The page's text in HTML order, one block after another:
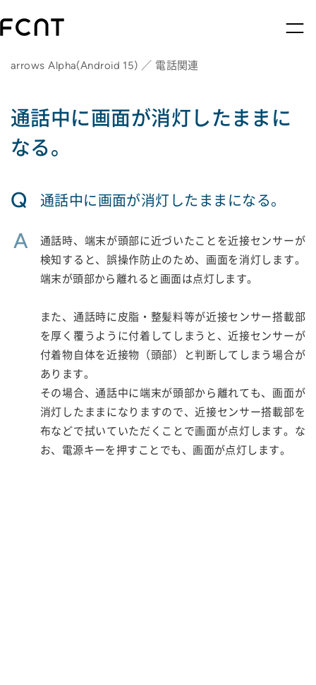
arrows Alpha(Android 15) ／ 電話関連
通話中に画面が消灯したままに
なる。
Q 通話中に画面が消灯したままになる。
A
通話時、端末が頭部に近づいたことを近接センサーが
検知すると、誤操作防止のため、画面を消灯します。
端末が頭部から離れると画面は点灯します。
また、通話時に皮脂・整髪料等が近接センサー搭載部
を厚く覆うように付着してしまうと、近接センサーが
付着物自体を近接物（頭部）と判断してしまう場合が
あります。
その場合、通話中に端末が頭部から離れても、画面が
消灯したままになりますので、近接センサー搭載部を
布などで拭いていただくことで画面が点灯します。な
お、電源キーを押すことでも、画面が点灯します。